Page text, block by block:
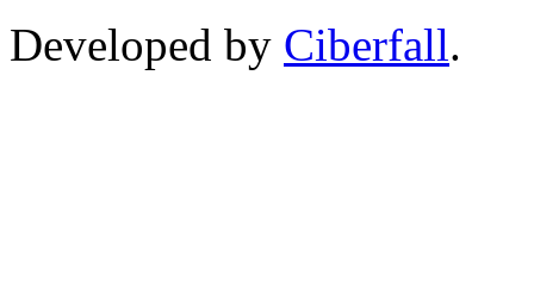
Developed by Ciberfall.